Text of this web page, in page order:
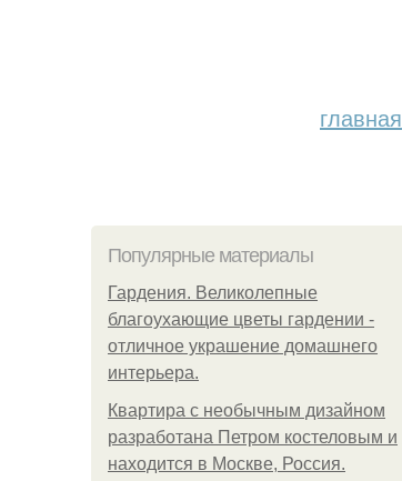
главная
Популярные материалы
Гардения. Великолепные
благоухающие цветы гардении -
отличное украшение домашнего
интерьера.
Квартира с необычным дизайном
разработана Петром костеловым и
находится в Москве, Россия.